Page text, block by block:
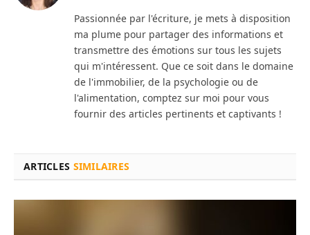
Passionnée par l'écriture, je mets à disposition
ma plume pour partager des informations et
transmettre des émotions sur tous les sujets
qui m'intéressent. Que ce soit dans le domaine
de l'immobilier, de la psychologie ou de
l'alimentation, comptez sur moi pour vous
fournir des articles pertinents et captivants !
ARTICLES SIMILAIRES